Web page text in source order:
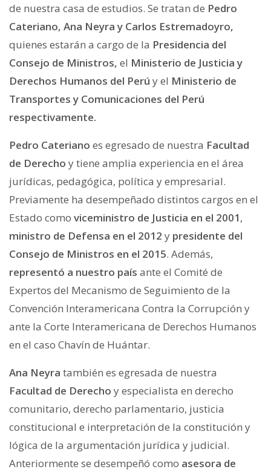
de nuestra casa de estudios. Se tratan de Pedro
Cateriano, Ana Neyra y Carlos Estremadoyro,
quienes estarán a cargo de la Presidencia del
Consejo de Ministros, el Ministerio de Justicia y
Derechos Humanos del Perú y el Ministerio de
Transportes y Comunicaciones del Perú
respectivamente.
Pedro Cateriano es egresado de nuestra Facultad
de Derecho y tiene amplia experiencia en el área
jurídicas, pedagógica, política y empresarial.
Previamente ha desempeñado distintos cargos en el
Estado como viceministro de Justicia en el 2001,
ministro de Defensa en el 2012 y presidente del
Consejo de Ministros en el 2015. Además,
representó a nuestro país ante el Comité de
Expertos del Mecanismo de Seguimiento de la
Convención Interamericana Contra la Corrupción y
ante la Corte Interamericana de Derechos Humanos
en el caso Chavín de Huántar.
Ana Neyra también es egresada de nuestra
Facultad de Derecho y especialista en derecho
comunitario, derecho parlamentario, justicia
constitucional e interpretación de la constitución y
lógica de la argumentación jurídica y judicial.
Anteriormente se desempeñó como asesora de